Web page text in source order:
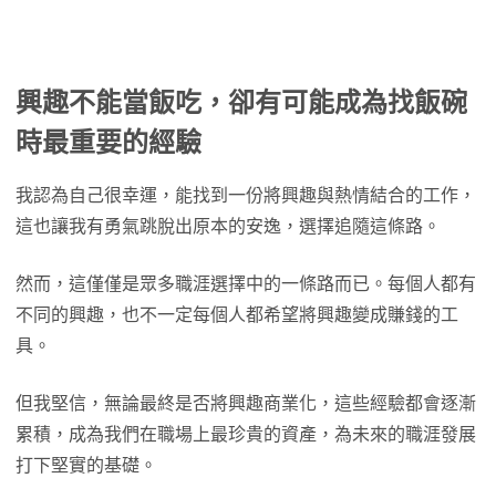
興趣不能當飯吃，卻有可能成為找飯碗
時最重要的經驗
我認為自己很幸運，能找到一份將興趣與熱情結合的工作，
這也讓我有勇氣跳脫出原本的安逸，選擇追隨這條路。
然而，這僅僅是眾多職涯選擇中的一條路而已。每個人都有
不同的興趣，也不一定每個人都希望將興趣變成賺錢的工
具。
但我堅信，無論最終是否將興趣商業化，這些經驗都會逐漸
累積，成為我們在職場上最珍貴的資產，為未來的職涯發展
打下堅實的基礎。